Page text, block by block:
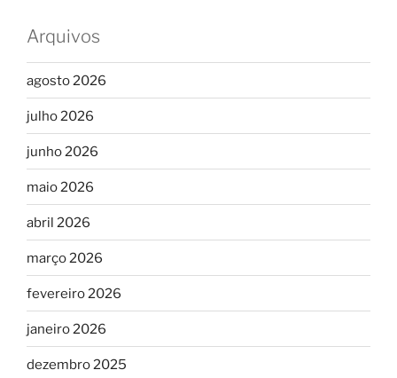
Arquivos
agosto 2026
julho 2026
junho 2026
maio 2026
abril 2026
março 2026
fevereiro 2026
janeiro 2026
dezembro 2025